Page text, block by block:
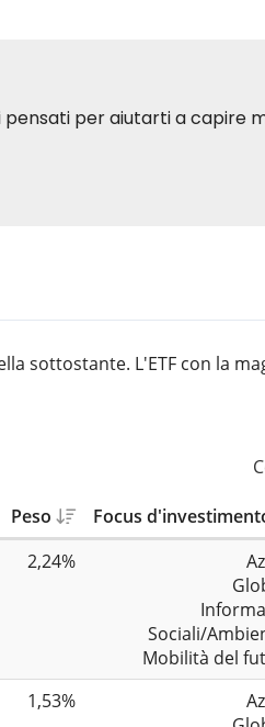
sottostante. L'ETF con la
Peso Focus
2,24%
Sociali/
Mobilità del
1,53%